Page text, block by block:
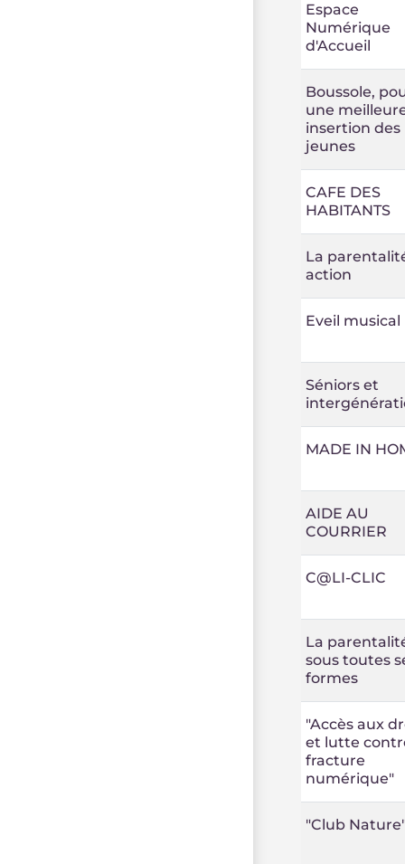
Espace
Numérique
d'Accueil
Boussole,
une
insertion des
jeunes
CAFE DES
HABITANTS
La
action
Eveil musical
Séniors et
MADE IN
AIDE AU
COURRIER
C@LI-CLIC
La
sous toutes
formes
"Accès aux
et lutte
fracture
numérique"
"Club